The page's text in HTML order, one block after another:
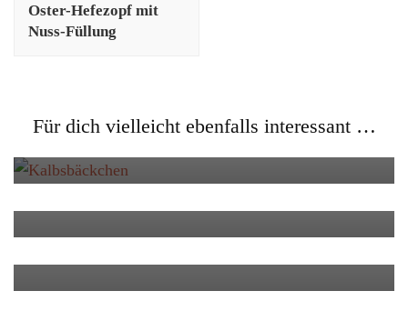
Oster-Hefezopf mit
Nuss-Füllung
Für dich vielleicht ebenfalls interessant …
Rezepte
Kochwissen Rezepte